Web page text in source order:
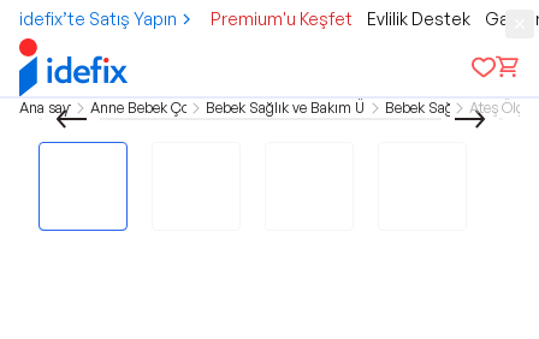
idefix’te Satış Yapın Premium'u Keşfet Evlilik Destek
Ana sayfa Anne Bebek ÇocukBebek Sağlık ve Bakım ÜrünleriBebek Sağlık Ateş Ölçer